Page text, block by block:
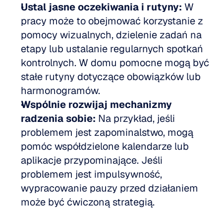
Ustal jasne oczekiwania i rutyny: W
pracy może to obejmować korzystanie z
pomocy wizualnych, dzielenie zadań na
etapy lub ustalanie regularnych spotkań
kontrolnych. W domu pomocne mogą być
stałe rutyny dotyczące obowiązków lub
harmonogramów.
Wspólnie rozwijaj mechanizmy
radzenia sobie: Na przykład, jeśli
problemem jest zapominalstwo, mogą
pomóc współdzielone kalendarze lub
aplikacje przypominające. Jeśli
problemem jest impulsywność,
wypracowanie pauzy przed działaniem
może być ćwiczoną strategią.